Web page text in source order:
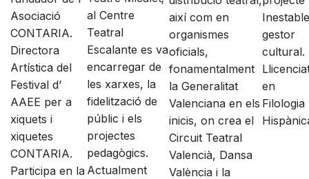
Asociació
CONTARIA.
Directora
Artística del
Festival d’
AAEE per a
xiquets i
xiquetes
CONTARIA.
Participa en la
al Centre
Teatral
Escalante es va
encarregar de
les xarxes, la
fidelització de
públic i els
projectes
pedagògics.
Actualment
així com en
organismes
oficials,
fonamentalment
la Generalitat
Valenciana en els
inicis, on crea el
Circuit Teatral
Valencià, Dansa
València i la
gestor
cultural.
en
Filologia